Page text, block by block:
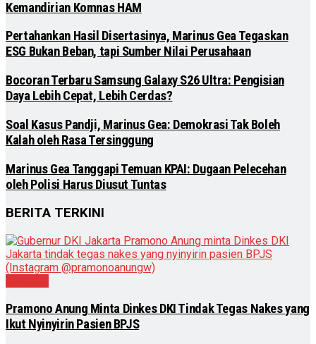
Kemandirian Komnas HAM
Pertahankan Hasil Disertasinya, Marinus Gea Tegaskan
ESG Bukan Beban, tapi Sumber Nilai Perusahaan
Bocoran Terbaru Samsung Galaxy S26 Ultra: Pengisian
Daya Lebih Cepat, Lebih Cerdas?
Soal Kasus Pandji, Marinus Gea: Demokrasi Tak Boleh
Kalah oleh Rasa Tersinggung
Marinus Gea Tanggapi Temuan KPAI: Dugaan Pelecehan
oleh Polisi Harus Diusut Tuntas
BERITA TERKINI
Pramono Anung Minta Dinkes DKI Tindak Tegas Nakes yang
Ikut Nyinyirin Pasien BPJS